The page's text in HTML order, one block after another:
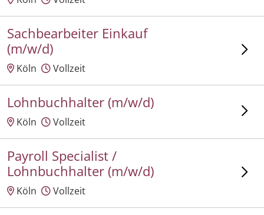
Sachbearbeiter Einkauf
(m/w/d)
Köln Vollzeit
Lohnbuchhalter (m/w/d)
Köln Vollzeit
Payroll Specialist /
Lohnbuchhalter (m/w/d)
Köln Vollzeit